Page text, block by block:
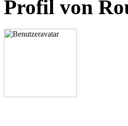
Profil von